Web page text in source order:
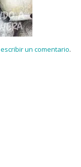
escribir un comentario.